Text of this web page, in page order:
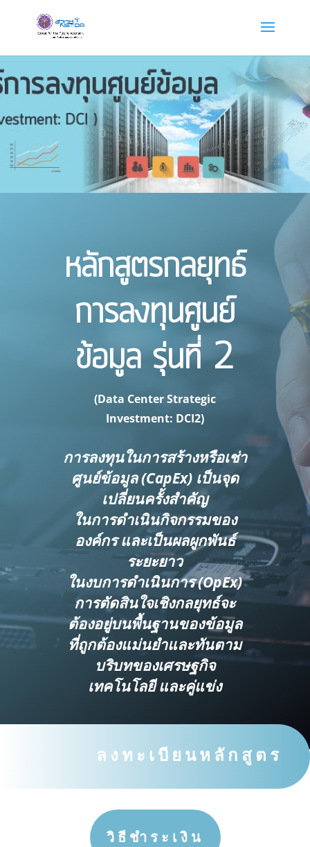
หลักสูตรกลยุทธ์
การลงทุนศูนย์
ข้อมูล รุ่นที่ 2
(Data Center Strategic
Investment: DCI2)
การลงทุนในการสร้างหรือเช่า
ศูนย์ข้อมูล (CapEx) เป็นจุด
เปลี่ยนครั้งสำคัญ
ในการดำเนินกิจกรรมของ
องค์กร และเป็นผลผูกพันธ์
ระยะยาว
ในงบการดำเนินการ (OpEx)
การตัดสินใจเชิงกลยุทธ์จะ
ต้องอยู่บนพื้นฐานของข้อมูล
ที่ถูกต้องแม่นยำและทันตาม
บริบทของเศรษฐกิจ
เทคโนโลยี และคู่แข่ง
ลงทะเบียนหลักสูตร
วิธีชำระเงิน